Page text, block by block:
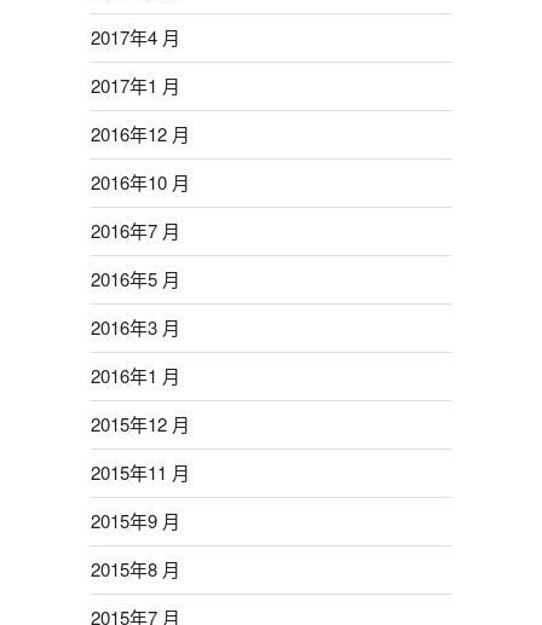
2017年4 月
2017年1 月
2016年12 月
2016年10 月
2016年7 月
2016年5 月
2016年3 月
2016年1 月
2015年12 月
2015年11 月
2015年9 月
2015年8 月
2015年7 月